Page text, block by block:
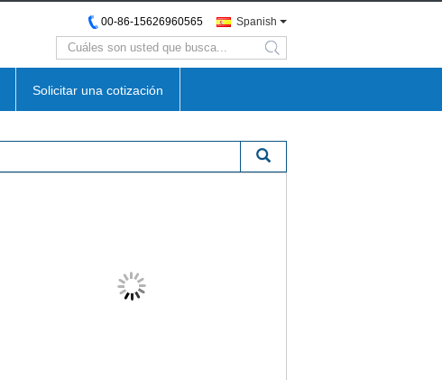
Spanish
00-86-15626960565
search
Solicitar una cotización